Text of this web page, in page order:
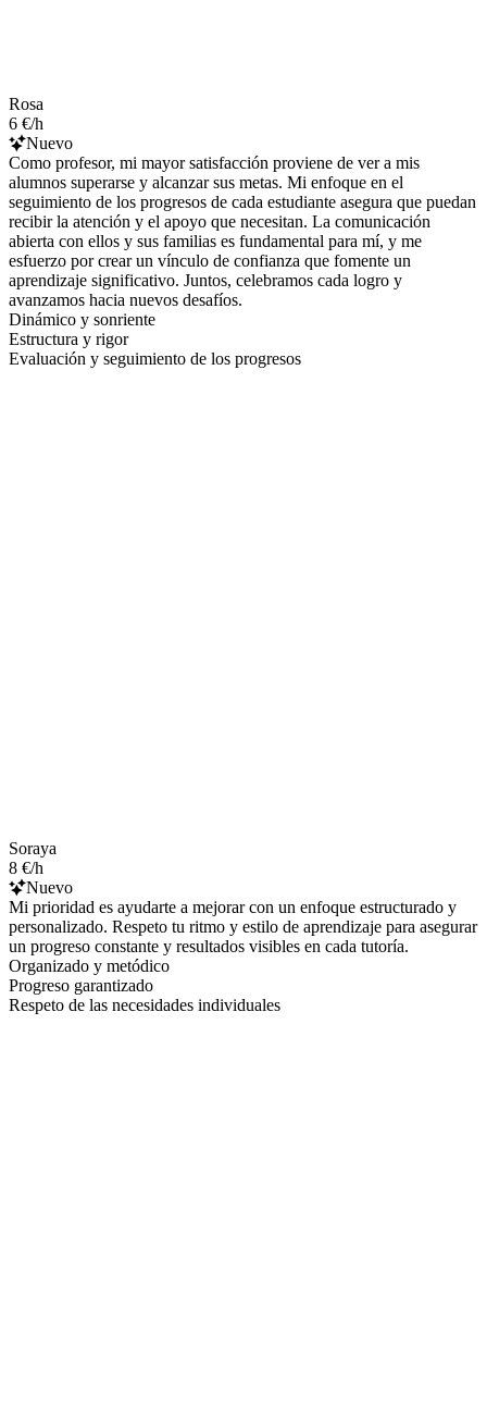
Rosa
6 €/h
Nuevo
Como profesor, mi mayor satisfacción proviene de ver a mis
alumnos superarse y alcanzar sus metas. Mi enfoque en el
seguimiento de los progresos de cada estudiante asegura que puedan
recibir la atención y el apoyo que necesitan. La comunicación
abierta con ellos y sus familias es fundamental para mí, y me
esfuerzo por crear un vínculo de confianza que fomente un
aprendizaje significativo. Juntos, celebramos cada logro y
avanzamos hacia nuevos desafíos.
Dinámico y sonriente
Estructura y rigor
Evaluación y seguimiento de los progresos
Soraya
8 €/h
Nuevo
Mi prioridad es ayudarte a mejorar con un enfoque estructurado y
personalizado. Respeto tu ritmo y estilo de aprendizaje para asegurar
un progreso constante y resultados visibles en cada tutoría.
Organizado y metódico
Progreso garantizado
Respeto de las necesidades individuales